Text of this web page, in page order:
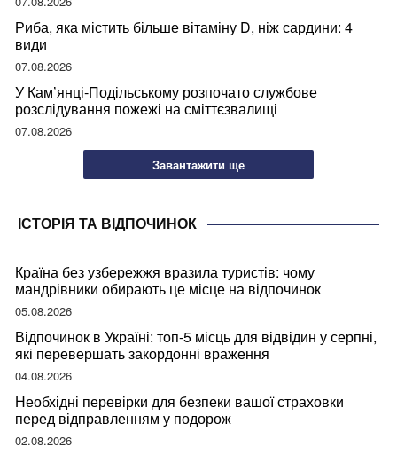
Риба, яка містить більше вітаміну D, ніж сардини: 4
види
07.08.2026
У Кам’янці-Подільському розпочато службове
розслідування пожежі на сміттєзвалищі
07.08.2026
Завантажити ще
ІСТОРІЯ ТА ВІДПОЧИНОК
Країна без узбережжя вразила туристів: чому
мандрівники обирають це місце на відпочинок
05.08.2026
Відпочинок в Україні: топ-5 місць для відвідин у серпні,
які перевершать закордонні враження
04.08.2026
Необхідні перевірки для безпеки вашої страховки
перед відправленням у подорож
02.08.2026